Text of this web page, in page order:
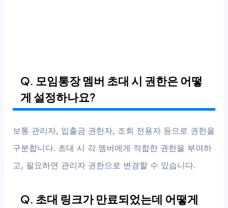
Q. 모임통장 멤버 초대 시 권한은 어떻
게 설정하나요?
보통 관리자, 입출금 권한자, 조회 전용자 등으로 권한을
구분합니다. 초대 시 각 멤버에게 적합한 권한을 부여하
고, 필요하면 관리자 권한으로 변경할 수 있습니다.
Q. 초대 링크가 만료되었는데 어떻게